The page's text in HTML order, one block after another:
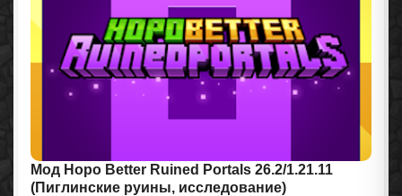
Мод Hopo Better Ruined Portals 26.2/1.21.11
(Пиглинские руины, исследование)